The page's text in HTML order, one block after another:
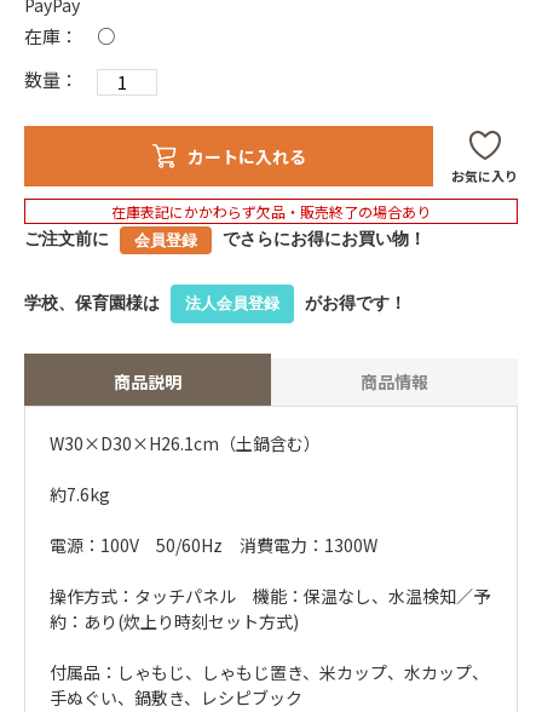
在庫：
○
数量：
カートに入れる
お気に入り
在庫表記にかかわらず欠品・販売終了の場合あり
ご注文前に 会員登録 でさらにお得にお買い物！
学校、保育園様は 法人会員登録 がお得です！
商品説明 商品情報
W30×D30×H26.1cm（土鍋含む）
約7.6kg
電源：100V 50/60Hz 消費電力：1300W
操作方式：タッチパネル 機能：保温なし、水温検知／予
約：あり(炊上り時刻セット方式)
付属品：しゃもじ、しゃもじ置き、米カップ、水カップ、
手ぬぐい、鍋敷き、レシピブック